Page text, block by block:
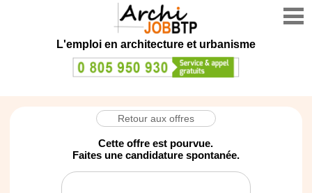
L'emploi en architecture et urbanisme
Retour aux offres
Cette offre est pourvue.
Faites une candidature spontanée.